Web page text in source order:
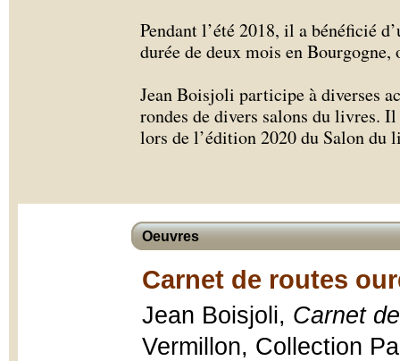
Pendant l’été 2018, il a bénéficié
durée de deux mois en
Jean Boisjoli participe à diverses
rondes de divers salons du livres.
lors de l’édition 2020 du Salon du
Oeuvres
Carnet de routes
Jean Boisjoli, Carnet
Vermillon, Collection